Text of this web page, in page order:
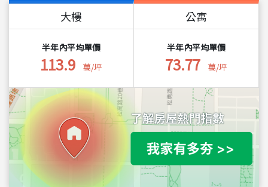
大樓
半年內平均單價
113.9 萬/坪
公寓
半年內平均單價
73.77 萬/坪